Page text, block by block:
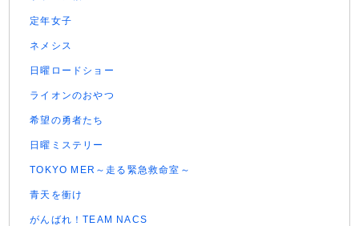
定年女子
ネメシス
日曜ロードショー
ライオンのおやつ
希望の勇者たち
日曜ミステリー
TOKYO MER～走る緊急救命室～
青天を衝け
がんばれ！TEAM NACS